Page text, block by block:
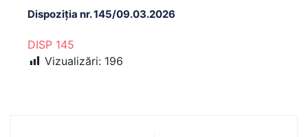
Dispoziția nr. 145/09.03.2026
DISP 145
Vizualizări: 196